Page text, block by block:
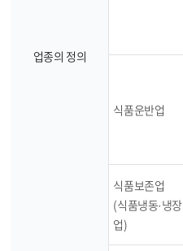
업종의 정의
식품운반업
식품보존업
(식품냉동·냉장
업)